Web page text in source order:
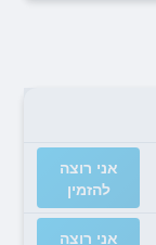
אני רוצה
להזמין
אני רוצה